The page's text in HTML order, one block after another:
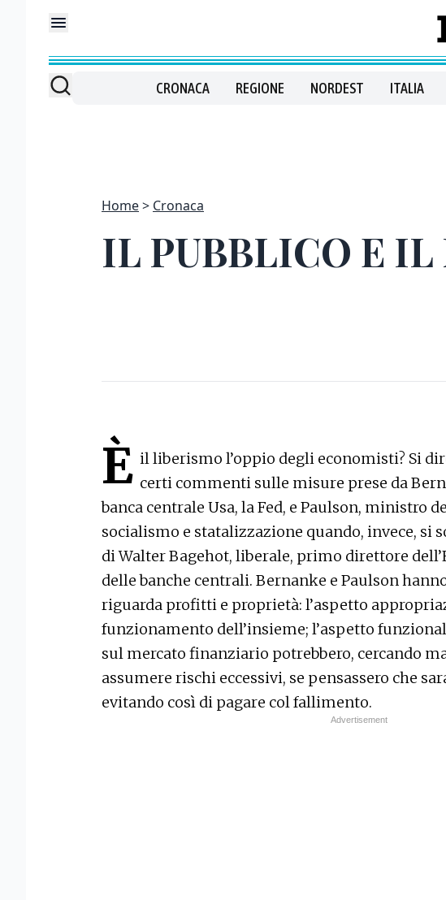
CRONACA REGIONE NORDEST ITALIA
Home Cronaca
IL PUBBLICO E IL
È il liberismo l’oppio degli economisti? Si
certi commenti sulle misure prese da
banca centrale Usa, la Fed, e Paulson, ministro
socialismo e statalizzazione quando, invece, si
di Walter Bagehot, liberale, primo direttore
delle banche centrali. Bernanke e Paulson
riguarda profitti e proprietà: l’aspetto
funzionamento dell’insieme; l’aspetto
sul mercato finanziario potrebbero, cercando
assumere rischi eccessivi, se pensassero che
evitando così di pagare col fallimento.